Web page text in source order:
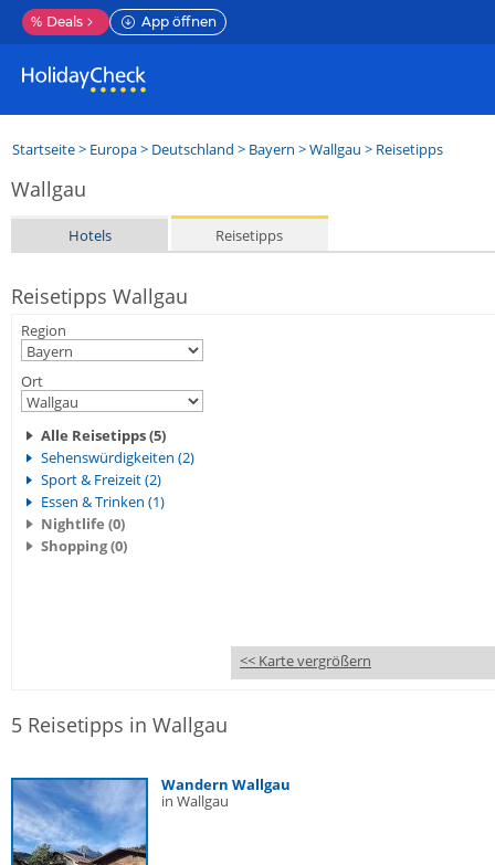
% Deals App öffnen
Startseite> Europa> Deutschland > Bayern >Wallgau > Reisetipps
Wallgau
Hotels Reisetipps
Reisetipps Wallgau
Region
Ort
Alle Reisetipps (5)
Sehenswürdigkeiten (2)
Sport & Freizeit (2)
Essen & Trinken (1)
Nightlife (0)
Shopping (0)
<< Karte vergrößern
5 Reisetipps in Wallgau
Wandern Wallgau
in Wallgau